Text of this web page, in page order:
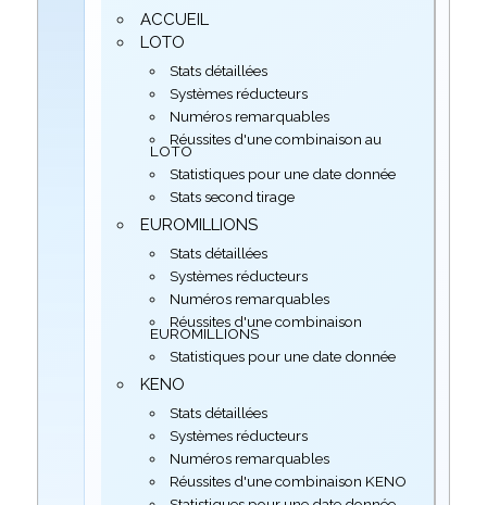
ACCUEIL
LOTO
Stats détaillées
Systèmes réducteurs
Numéros remarquables
Réussites d'une combinaison au
LOTO
Statistiques pour une date donnée
Stats second tirage
EUROMILLIONS
Stats détaillées
Systèmes réducteurs
Numéros remarquables
Réussites d'une combinaison
EUROMILLIONS
Statistiques pour une date donnée
KENO
Stats détaillées
Systèmes réducteurs
Numéros remarquables
Réussites d'une combinaison KENO